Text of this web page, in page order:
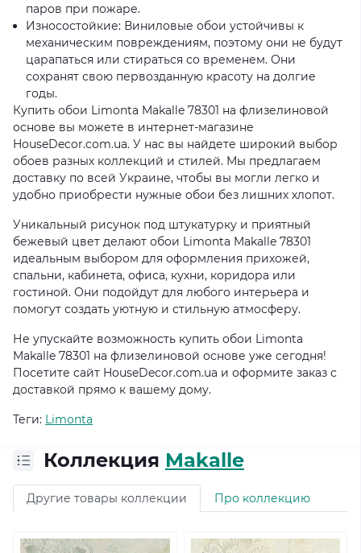
паров при пожаре.
Износостойкие: Виниловые обои устойчивы к
механическим повреждениям, поэтому они не будут
царапаться или стираться со временем. Они
сохранят свою первозданную красоту на долгие
годы.
Купить обои Limonta Makalle 78301 на флизелиновой
основе вы можете в интернет-магазине
HouseDecor.com.ua. У нас вы найдете широкий выбор
обоев разных коллекций и стилей. Мы предлагаем
доставку по всей Украине, чтобы вы могли легко и
удобно приобрести нужные обои без лишних хлопот.
Уникальный рисунок под штукатурку и приятный
бежевый цвет делают обои Limonta Makalle 78301
идеальным выбором для оформления прихожей,
спальни, кабинета, офиса, кухни, коридора или
гостиной. Они подойдут для любого интерьера и
помогут создать уютную и стильную атмосферу.
Не упускайте возможность купить обои Limonta
Makalle 78301 на флизелиновой основе уже сегодня!
Посетите сайт HouseDecor.com.ua и оформите заказ с
доставкой прямо к вашему дому.
Теги: Limonta
Коллекция Makalle
Другие товары коллекции Про коллекцию